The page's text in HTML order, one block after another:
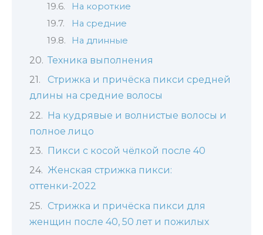
На короткие
На средние
На длинные
Техника выполнения
Стрижка и причёска пикси средней
длины на средние волосы
На кудрявые и волнистые волосы и
полное лицо
Пикси с косой чёлкой после 40
Женская стрижка пикси:
оттенки-2022
Стрижка и причёска пикси для
женщин после 40, 50 лет и пожилых